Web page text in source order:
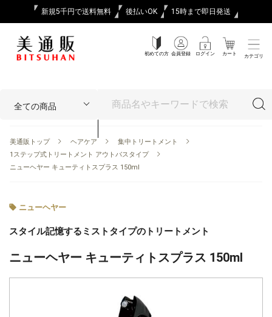
新規5千円で送料無料 後払いOK 15時まで即日発送
初めての方 会員登録 ログイン カート カテゴリ
美通販トップ ヘアケア
集中トリートメント
1ステップ式トリートメント アウトバスタイプ
ニューヘヤー キューティトスプラス 150ml
ニューヘヤー
スタイル記憶するミストタイプのトリートメント
ニューヘヤー キューティトスプラス 150ml